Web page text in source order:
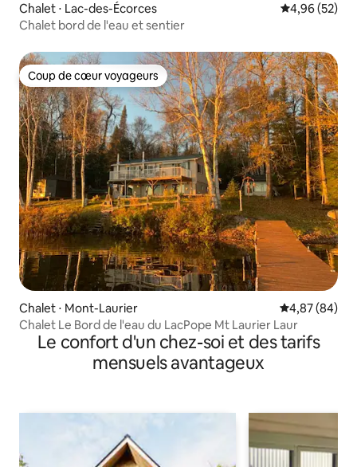
Chalet ⋅ Lac-des-Écorces Évaluation
4,96 (52)
Chalet bord de l'eau et sentier
Coup de cœur voyageurs
Coup de cœur voyageurs
Chalet ⋅ Mont-Laurier Évaluation
4,87 (84)
Chalet Le Bord de l'eau du LacPope Mt Laurier Laur
Le confort d'un chez-soi et des tarifs
mensuels avantageux